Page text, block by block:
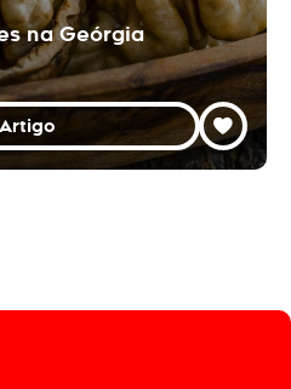
na Geórgia